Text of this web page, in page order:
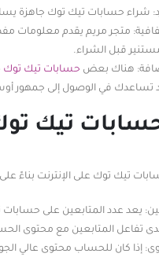
شراء حسابات تيك توك جاهزة
متجر مريم يقدم معلومات
مستنير قبل الشراء.
هناك بعض حسابات تيك توك
تساعدك في الوصول إلى جمهور
تيك
تيك توك على الإنترنت بناءً
يعد عدد المتابعين على
مدى تفاعل المتابعين مع محتوى
إذا كان للحساب محتوى عالي